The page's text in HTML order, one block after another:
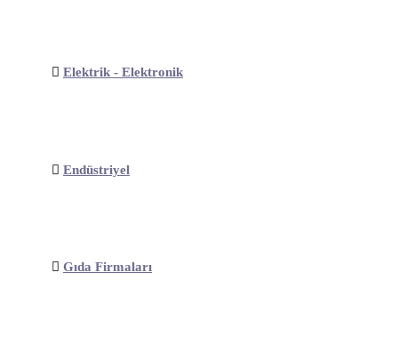
Elektrik - Elektronik
Endüstriyel
Gıda Firmaları